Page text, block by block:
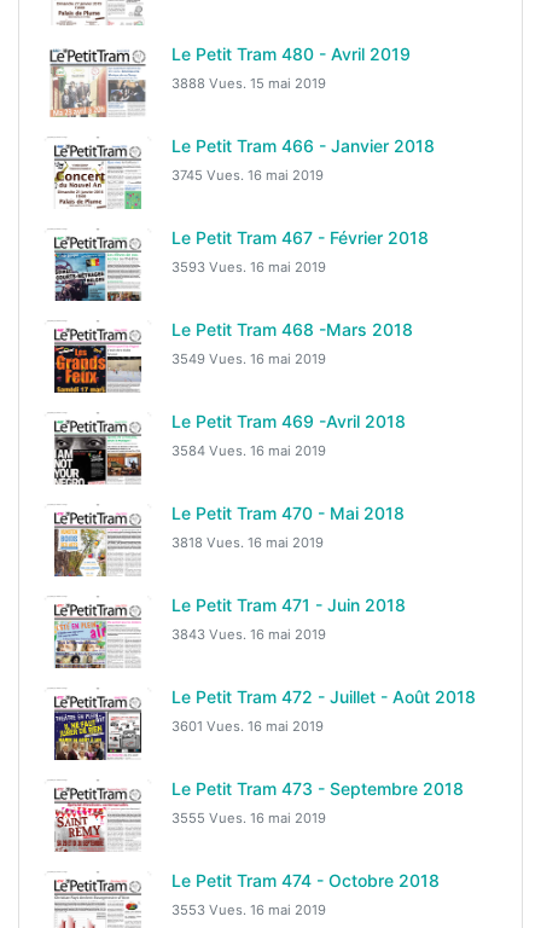
Le Petit Tram 480 - Avril 2019
3888 Vues. 15 mai 2019
Le Petit Tram 466 - Janvier 2018
3745 Vues. 16 mai 2019
Le Petit Tram 467 - Février 2018
3593 Vues. 16 mai 2019
Le Petit Tram 468 -Mars 2018
3549 Vues. 16 mai 2019
Le Petit Tram 469 -Avril 2018
3584 Vues. 16 mai 2019
Le Petit Tram 470 - Mai 2018
3818 Vues. 16 mai 2019
Le Petit Tram 471 - Juin 2018
3843 Vues. 16 mai 2019
Le Petit Tram 472 - Juillet - Août 2018
3601 Vues. 16 mai 2019
Le Petit Tram 473 - Septembre 2018
3555 Vues. 16 mai 2019
Le Petit Tram 474 - Octobre 2018
3553 Vues. 16 mai 2019